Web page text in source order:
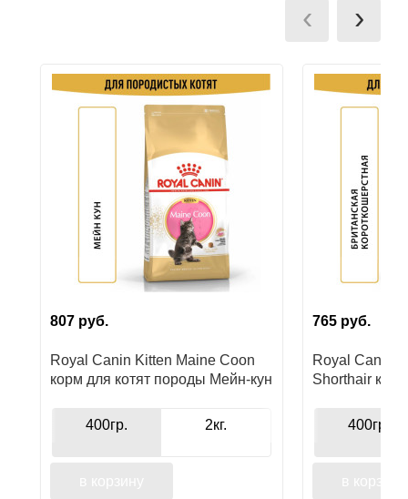
807 руб.
Royal Canin Kitten Maine Coon
корм для котят породы Мейн-кун
400гр. 2кг.
765 руб.
Royal Canin
Shorthair
400гр.
‹ ›